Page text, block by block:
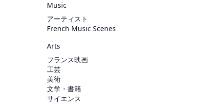
Music
アーティスト
French Music Scenes
Arts
フランス映画
工芸
美術
文学・書籍
サイエンス